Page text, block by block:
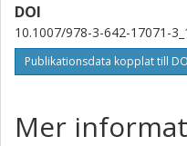
DOI
10.1007/978-3-642-17071-
Publikationsdata kopplat till
Mer